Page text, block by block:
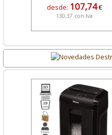
desde: 107,74€
130,37 con Iva